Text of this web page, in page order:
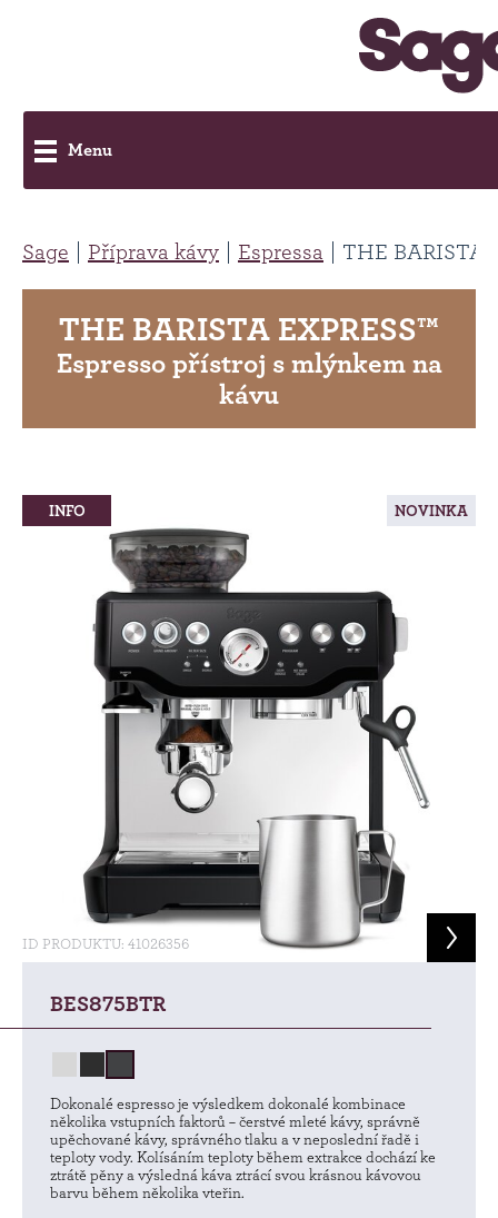
Menu
Sage Příprava kávy Espressa THE BARISTA
THE BARISTA EXPRESS™
Espresso přístroj s mlýnkem na
kávu
INFO NOVINKA
ID PRODUKTU: 41026356
BES875BTR
Dokonalé espresso je výsledkem dokonalé kombinace
několika vstupních faktorů – čerstvé mleté kávy, správně
upěchované kávy, správného tlaku a v neposlední řadě i
teploty vody. Kolísáním teploty během extrakce dochází ke
ztrátě pěny a výsledná káva ztrácí svou krásnou kávovou
barvu během několika vteřin.